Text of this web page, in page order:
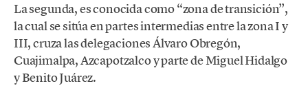
La segunda, es conocida como “zona de transición”,
la cual se sitúa en partes intermedias entre la zona I y
III, cruza las delegaciones Álvaro Obregón,
Cuajimalpa, Azcapotzalco y parte de Miguel Hidalgo
y Benito Juárez.